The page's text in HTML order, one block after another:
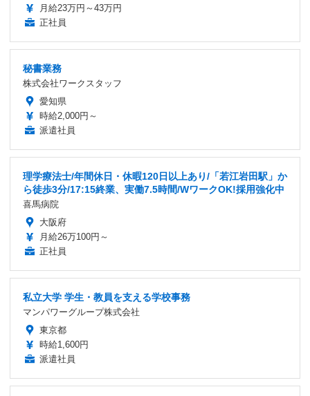
月給23万円～43万円
正社員
秘書業務
株式会社ワークスタッフ
愛知県
時給2,000円～
派遣社員
理学療法士/年間休日・休暇120日以上あり/「若江岩田駅」か
ら徒歩3分/17:15終業、実働7.5時間/WワークOK!採用強化中
喜馬病院
大阪府
月給26万100円～
正社員
私立大学 学生・教員を支える学校事務
マンパワーグループ株式会社
東京都
時給1,600円
派遣社員